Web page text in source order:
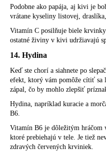
Podobne ako papája, aj kivi je
vrátane kyseliny listovej,
Vitamín C posilňuje biele
ostatné živiny v kivi udržiavajú
14. Hydina
Keď ste chorí a siahnete po
efekt, ktorý vám pomôže cítiť sa
zápal, čo by mohlo zlepšiť
Hydina, napríklad kuracie a
B6.
Vitamín B6 je dôležitým hráčom
ktoré prebiehajú v tele. Je tiež
zdravých červených krviniek.